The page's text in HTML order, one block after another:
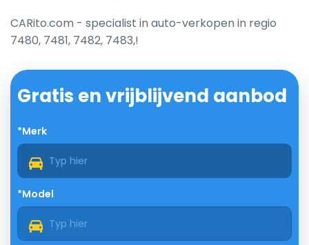
CARito.com - specialist in auto-verkopen in regio
7480, 7481, 7482, 7483,!
Gratis en vrijblijvend aanbod
*Merk
*Model